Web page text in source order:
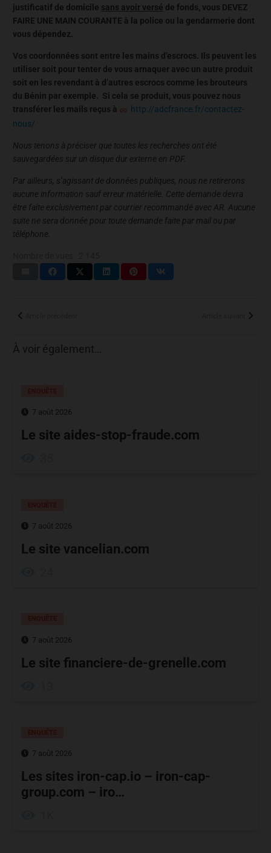
justificatif de domicile sans avoir versé de fonds, vous DEVEZ
FAIRE UNE MAIN COURANTE à la police ou la gendarmerie dont
vous dépendez.
Vos coordonnées sont entre les mains d’escrocs. Ils peuvent les
utiliser soit pour tenter de vous arnaquer avec un autre produit
soit en les revendant à d’autres escrocs comme les brouteurs
du Bénin par exemple. Si cela se produit, vous pouvez nous
transférer les mails reçus à
http://adcfrance.fr/contactez-
nous/
Nous tenons à préciser que toutes les recherches ont été
sauvegardées sur un disque dur externe en PDF.
Par ailleurs, s’agissant de données publiques, nous ne retirerons
aucune information sauf erreur matérielle. Cette demande devra
être faite exclusivement par courrier recommandé avec AR. Aucune
suite ne sera donnée pour toute demande faite par mail ou par
téléphone.
À voir également…
7 août 2026
Le site aides-stop-fraude.com
7 août 2026
Le site vancelian.com
7 août 2026
Le site financiere-de-grenelle.com
7 août 2026
Les sites iron-cap.io – iron-cap-
group.com – iro…